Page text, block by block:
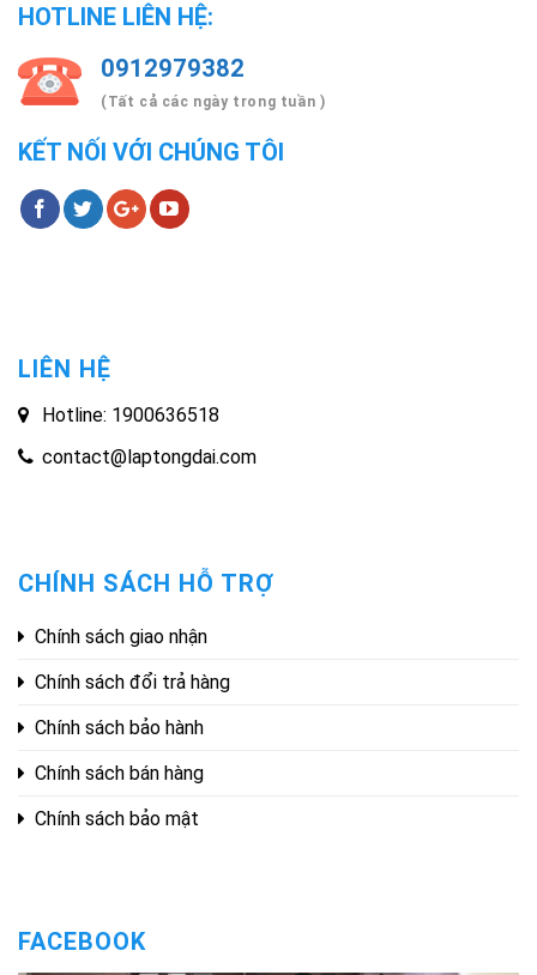
HOTLINE LIÊN HỆ:
0912979382
(Tất cả các ngày trong tuần )
KẾT NỐI VỚI CHÚNG TÔI
LIÊN HỆ
Hotline: 1900636518
contact@laptongdai.com
CHÍNH SÁCH HỖ TRỢ
Chính sách giao nhận
Chính sách đổi trả hàng
Chính sách bảo hành
Chính sách bán hàng
Chính sách bảo mật
FACEBOOK